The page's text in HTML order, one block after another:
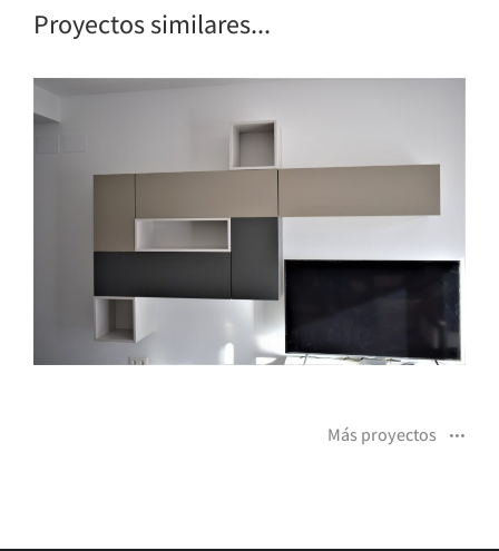
Proyectos similares...
Más proyectos